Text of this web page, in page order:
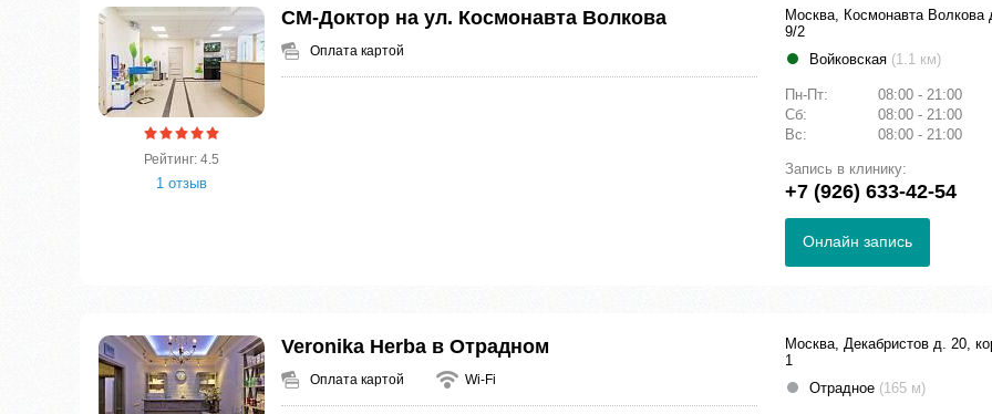
Рейтинг: 4.5
1 отзыв
СМ-Доктор на ул. Космонавта Волкова
Оплата картой
Москва, Космонавта Волкова
9/2
Войковская (1.1 км)
Пн-Пт:
08:00 - 21:00
Сб:
08:00 - 21:00
Вс:
08:00 - 21:00
Запись в клинику:
+7 (926) 633-42-54
Онлайн запись
Veronika Herba в Отрадном
Оплата картой Wi-Fi
Москва, Декабристов д. 20,
1
Отрадное (165 м)